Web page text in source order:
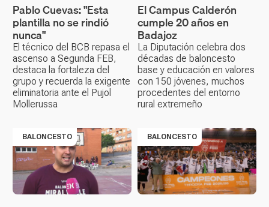
Pablo Cuevas: "Esta
plantilla no se rindió
nunca"
El técnico del BCB repasa el
ascenso a Segunda FEB,
destaca la fortaleza del
grupo y recuerda la exigente
eliminatoria ante el Pujol
Mollerussa
El Campus Calderón
cumple 20 años en
Badajoz
La Diputación celebra dos
décadas de baloncesto
base y educación en valores
con 150 jóvenes, muchos
procedentes del entorno
rural extremeño
BALONCESTO BALONCESTO